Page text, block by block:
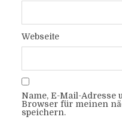
Webseite
Name, E-Mail-Adresse
Browser für meinen
speichern.